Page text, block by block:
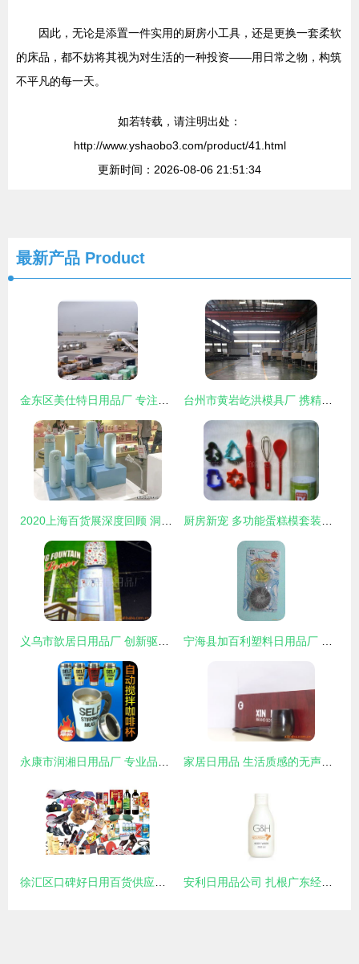
因此，无论是添置一件实用的厨房小工具，还是更换一套柔软
的床品，都不妨将其视为对生活的一种投资——用日常之物，构筑
不平凡的每一天。
如若转载，请注明出处：
http://www.yshaobo3.com/product/41.html
更新时间：2026-08-06 21:51:34
最新产品 Product